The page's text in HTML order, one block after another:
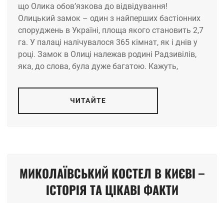
що Олика обов’язкова до відвідування!
Олицький замок – один з найперших бастіонних
споруджень в Україні, площа якого становить 2,7
га. У палаці налічувалося 365 кімнат, як і днів у
році. Замок в Олиці належав родині Радзивілів,
яка, до слова, була дуже багатою. Кажуть,
ЧИТАЙТЕ
МИКОЛАЇВСЬКИЙ КОСТЕЛ В КИЄВІ –
ІСТОРІЯ ТА ЦІКАВІ ФАКТИ